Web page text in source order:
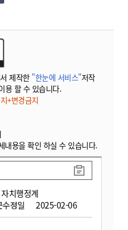
제작한 "한눈에 서비스"저작
용 할 수 있습니다.
+변경금지
용을 확인 하실 수 있습니다.
치행정계
수정일 2025-02-06